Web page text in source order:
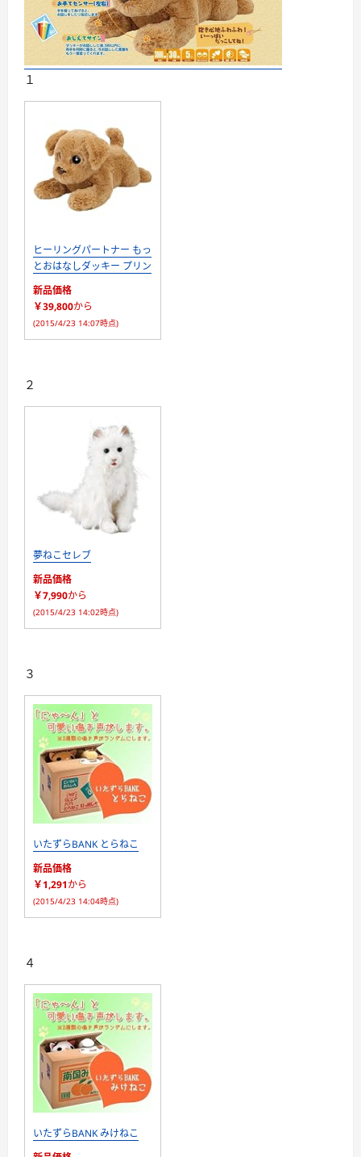
１
ヒーリングパートナー もっ
とおはなしダッキー プリン
新品価格
￥39,800から
(2015/4/23 14:07時点)
２
夢ねこセレブ
新品価格
￥7,990から
(2015/4/23 14:02時点)
３
いたずらBANK とらねこ
新品価格
￥1,291から
(2015/4/23 14:04時点)
４
いたずらBANK みけねこ